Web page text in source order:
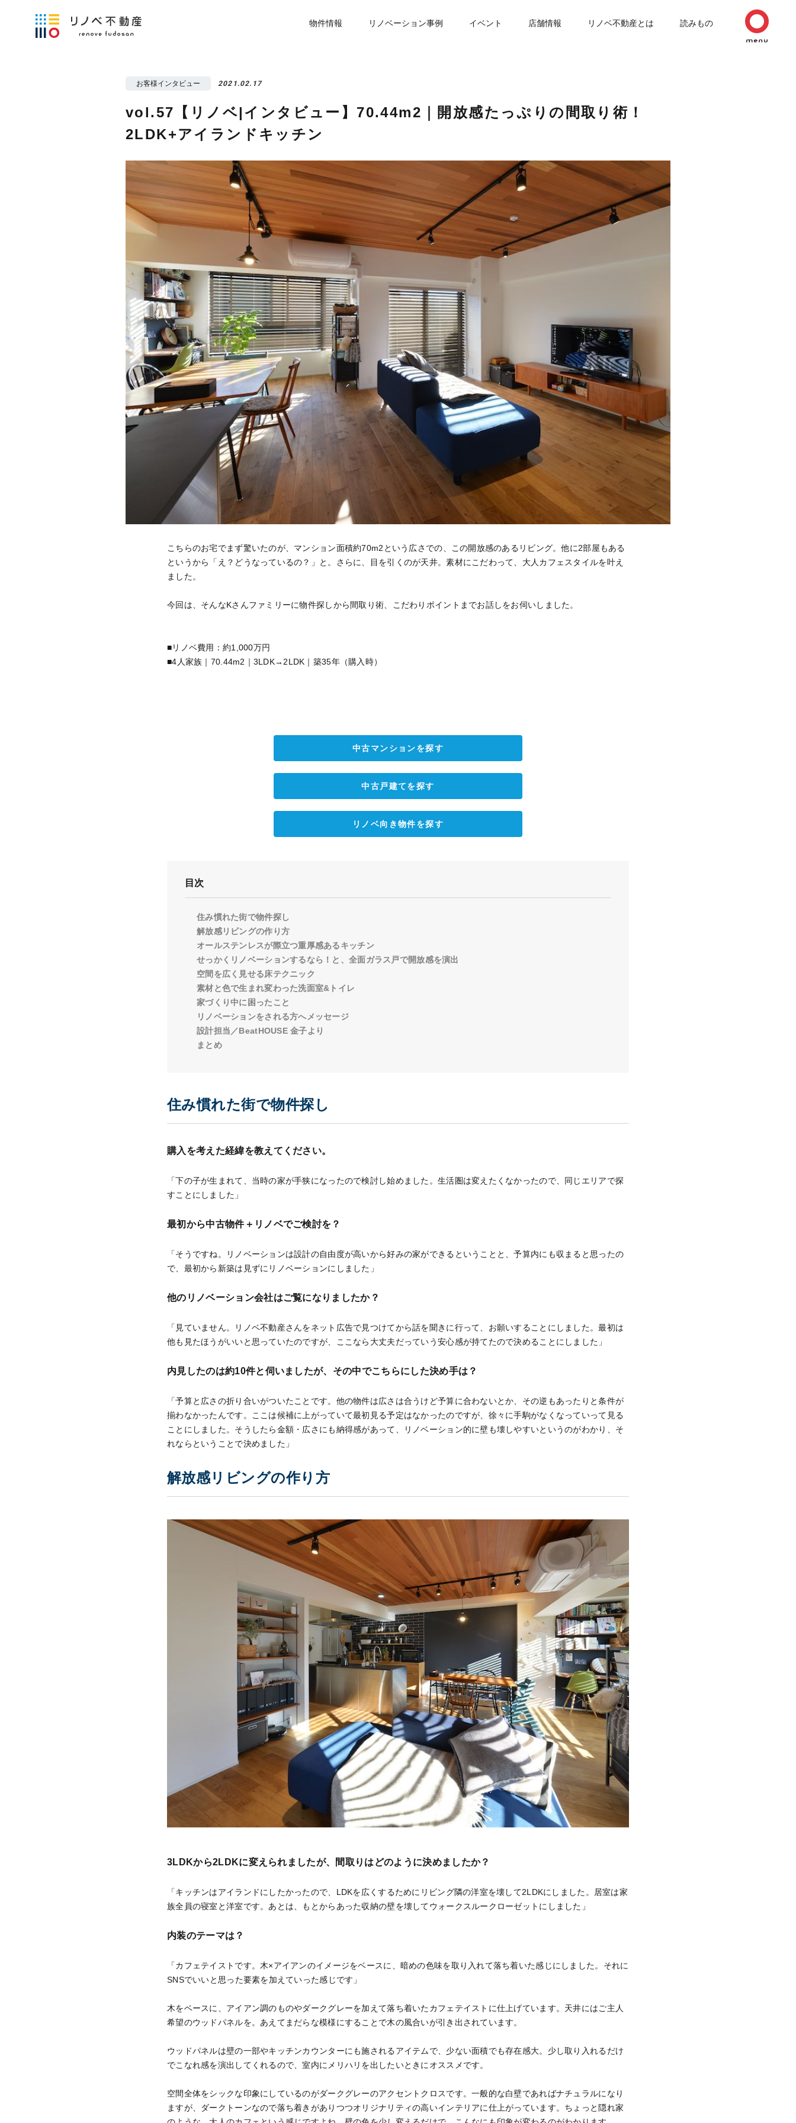
物件情報 リノベーション事例 イベント 店舗情報 リノベ不動産とは 読みもの
お客様インタビュー 2021.02.17
vol.57【リノベ|インタビュー】70.44m2｜開放感たっぷりの間取り術！
2LDK+アイランドキッチン
こちらのお宅でまず驚いたのが、マンション面積約70m2という広さでの、この開放感のあるリビング。他に2部屋もある
というから「え？どうなっているの？」と。さらに、目を引くのが天井。素材にこだわって、大人カフェスタイルを叶え
ました。
今回は、そんなKさんファミリーに物件探しから間取り術、こだわりポイントまでお話しをお伺いしました。
■リノベ費用：約1,000万円
■4人家族｜70.44m2｜3LDK→2LDK｜築35年（購入時）
中古マンションを探す
中古戸建てを探す
リノベ向き物件を探す
目次
住み慣れた街で物件探し
解放感リビングの作り方
オールステンレスが際立つ重厚感あるキッチン
せっかくリノベーションするなら！と、全面ガラス戸で開放感を演出
空間を広く見せる床テクニック
素材と色で生まれ変わった洗面室&トイレ
家づくり中に困ったこと
リノベーションをされる方へメッセージ
設計担当／BeatHOUSE 金子より
まとめ
住み慣れた街で物件探し
購入を考えた経緯を教えてください。
「下の子が生まれて、当時の家が手狭になったので検討し始めました。生活圏は変えたくなかったので、同じエリアで探
すことにしました」
最初から中古物件＋リノベでご検討を？
「そうですね。リノベーションは設計の自由度が高いから好みの家ができるということと、予算内にも収まると思ったの
で、最初から新築は見ずにリノベーションにしました」
他のリノベーション会社はご覧になりましたか？
「見ていません。リノベ不動産さんをネット広告で見つけてから話を聞きに行って、お願いすることにしました。最初は
他も見たほうがいいと思っていたのですが、ここなら大丈夫だっていう安心感が持てたので決めることにしました」
内見したのは約10件と伺いましたが、その中でこちらにした決め手は？
「予算と広さの折り合いがついたことです。他の物件は広さは合うけど予算に合わないとか、その逆もあったりと条件が
揃わなかったんです。ここは候補に上がっていて最初見る予定はなかったのですが、徐々に手駒がなくなっていって見る
ことにしました。そうしたら金額・広さにも納得感があって、リノベーション的に壁も壊しやすいというのがわかり、そ
れならということで決めました」
解放感リビングの作り方
3LDKから2LDKに変えられましたが、間取りはどのように決めましたか？
「キッチンはアイランドにしたかったので、LDKを広くするためにリビング隣の洋室を壊して2LDKにしました。居室は家
族全員の寝室と洋室です。あとは、もとからあった収納の壁を壊してウォークスルークローゼットにしました」
内装のテーマは？
「カフェテイストです。木×アイアンのイメージをベースに、暗めの色味を取り入れて落ち着いた感じにしました。それに
SNSでいいと思った要素を加えていった感じです」
木をベースに、アイアン調のものやダークグレーを加えて落ち着いたカフェテイストに仕上げています。天井にはご主人
希望のウッドパネルを。あえてまだらな模様にすることで木の風合いが引き出されています。
ウッドパネルは壁の一部やキッチンカウンターにも施されるアイテムで、少ない面積でも存在感大。少し取り入れるだけ
でこなれ感を演出してくれるので、室内にメリハリを出したいときにオススメです。
空間全体をシックな印象にしているのがダークグレーのアクセントクロスです。一般的な白壁であればナチュラルになり
ますが、ダークトーンなので落ち着きがありつつオリジナリティの高いインテリアに仕上がっています。ちょっと隠れ家